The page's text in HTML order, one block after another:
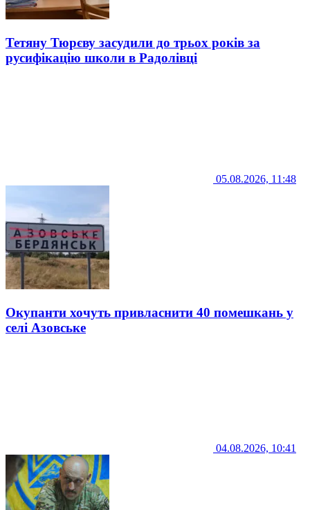
Тетяну Тюрєву засудили до трьох років за
русифікацію школи в Радолівці
05.08.2026, 11:48
Окупанти хочуть привласнити 40 помешкань у
селі Азовське
04.08.2026, 10:41